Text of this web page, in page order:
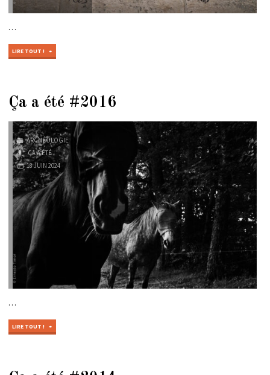
…
LIRE TOUT !
Ça a été #2016
ARCHÉOLOGIE
ÇA A ÉTÉ
18 JUIN 2024
…
LIRE TOUT !
A